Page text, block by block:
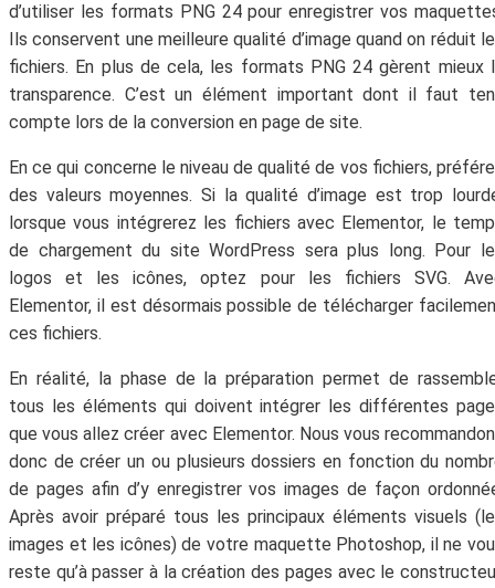
d’utiliser les formats PNG 24 pour enregistrer vos
Ils conservent une meilleure qualité d’image quand on réduit
fichiers. En plus de cela, les formats PNG 24 gèrent mieux
transparence. C’est un élément important dont il faut
compte lors de la conversion en page de site.
En ce qui concerne le niveau de qualité de vos fichiers,
des valeurs moyennes. Si la qualité d’image est trop
lorsque vous intégrerez les fichiers avec Elementor, le
de chargement du site WordPress sera plus long. Pour
logos et les icônes, optez pour les fichiers SVG.
Elementor, il est désormais possible de télécharger
ces fichiers.
En réalité, la phase de la préparation permet de
tous les éléments qui doivent intégrer les différentes
que vous allez créer avec Elementor. Nous vous
donc de créer un ou plusieurs dossiers en fonction du
de pages afin d’y enregistrer vos images de façon
Après avoir préparé tous les principaux éléments visuels
images et les icônes) de votre maquette Photoshop, il ne
reste qu’à passer à la création des pages avec le